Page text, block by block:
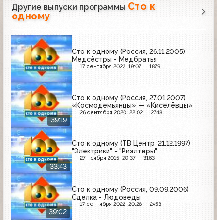
Другие выпуски программы Сто к
одному
Сто к одному (Россия, 26.11.2005)
Медсёстры - Медбратья
17 сентября 2022, 19:07 1879
39:19
Сто к одному (Россия, 27.01.2007)
«Космодемьянцы» — «Киселёвцы»
26 сентября 2020, 22:02 2748
33:43
Сто к одному (ТВ Центр, 21.12.1997)
"Электрики" - "Риэлтеры"
27 ноября 2015, 20:37 3163
39:02
Сто к одному (Россия, 09.09.2006)
Сделка - Людоведы
17 сентября 2022, 20:28 2453